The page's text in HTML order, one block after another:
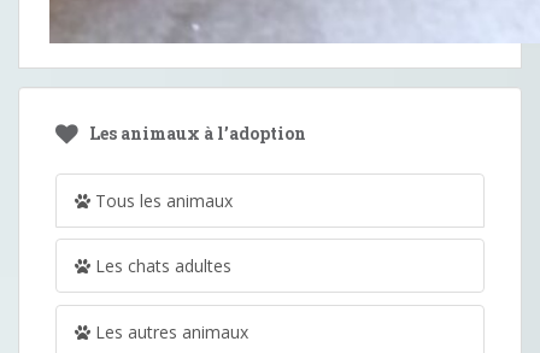
Les animaux à l’adoption
Tous les animaux
Les chats adultes
Les autres animaux